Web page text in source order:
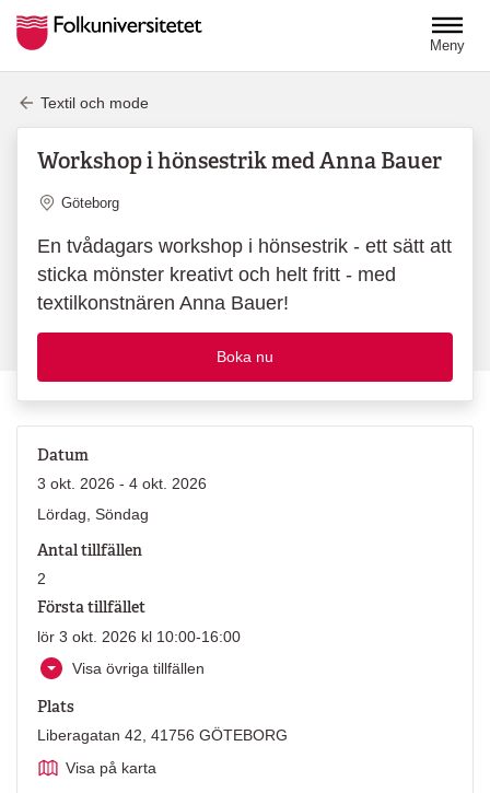
Meny
Textil och mode
Workshop i hönsestrik med Anna Bauer
Plats
Göteborg
En tvådagars workshop i hönsestrik - ett sätt att
sticka mönster kreativt och helt fritt - med
textilkonstnären Anna Bauer!
Boka nu
Datum
3 okt. 2026 - 4 okt. 2026
Lördag, Söndag
Antal tillfällen
2
Första tillfället
lör 3 okt. 2026 kl 10:00-16:00
Visa övriga tillfällen
Plats
Liberagatan 42, 41756 GÖTEBORG
Visa på karta